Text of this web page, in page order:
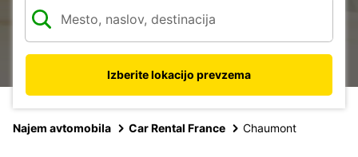
Izberite lokacijo prevzema
Najem avtomobila Car Rental France Chaumont